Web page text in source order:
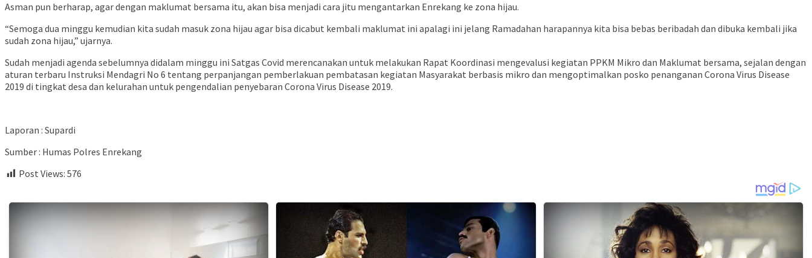
Asman pun berharap, agar dengan maklumat bersama itu, akan bisa menjadi cara jitu mengantarkan Enrekang ke zona hijau.
“Semoga dua minggu kemudian kita sudah masuk zona hijau agar bisa dicabut kembali maklumat ini apalagi ini jelang Ramadahan harapannya kita bisa bebas beribadah dan dibuka kembali jika
sudah zona hijau,” ujarnya.
Sudah menjadi agenda sebelumnya didalam minggu ini Satgas Covid merencanakan untuk melakukan Rapat Koordinasi mengevalusi kegiatan PPKM Mikro dan Maklumat bersama, sejalan dengan
aturan terbaru Instruksi Mendagri No 6 tentang perpanjangan pemberlakuan pembatasan kegiatan Masyarakat berbasis mikro dan mengoptimalkan posko penanganan Corona Virus Disease
2019 di tingkat desa dan kelurahan untuk pengendalian penyebaran Corona Virus Disease 2019.
Laporan : Supardi
Sumber : Humas Polres Enrekang
Post Views: 576